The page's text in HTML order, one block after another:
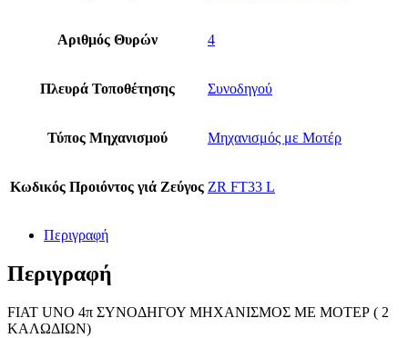
Αριθμός Θυρών 4
Πλευρά Τοποθέτησης Συνοδηγού
Τύπος Μηχανισμού Μηχανισμός με Μοτέρ
Κωδικός Προιόντος γιά Ζεύγος ZR FT33 L
Περιγραφή
Περιγραφή
FIAT UNO 4π ΣΥΝΟΔΗΓΟΥ ΜΗΧΑΝΙΣΜΟΣ ΜΕ ΜΟΤΕΡ ( 2
ΚΑΛΩΔΙΩΝ)